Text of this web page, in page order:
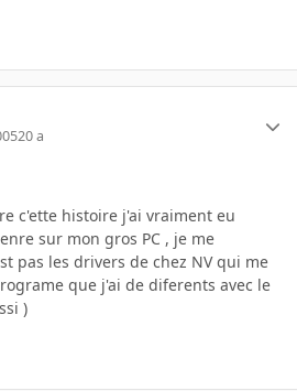
20 a
c'ette histoire j'ai vraiment eu
sur mon gros PC , je me
pas les drivers de chez NV qui me
que j'ai de diferents avec le
)